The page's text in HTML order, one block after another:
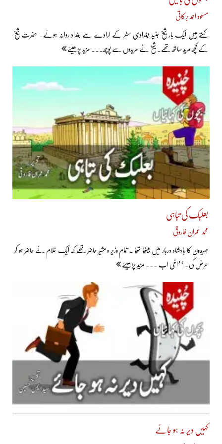
مسعود احمد برکاتی
کہتے ہیں ایک بار شیخ جنید بغدادی سفر کے ارادے سے بغداد روانہ ہوئے۔ حضرت شیخ
کے کچھ مرید ساتھ تھے۔ شیخ نے مریدوں سے پوچھ... مزید پڑھیئے
بعلبک کی تباہی
محمد عمران فاروقی
صیدون کا بادشاہ دربار میں بیٹھا تھا ۔ تمام وزیر و مشیر حاضر تھے کہ ایک غلام نے حاضر ہو کر
عرض کی۔ ‘’اخی اب ... مزید پڑھیئے
کہیں دیر نہ ہو جائے